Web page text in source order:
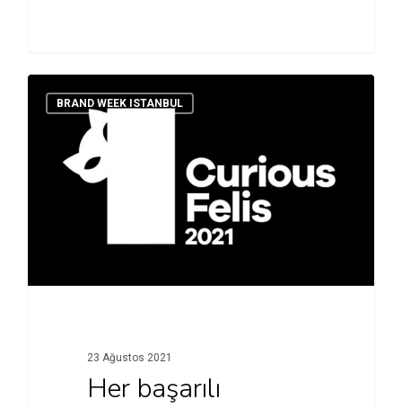
BRAND WEEK ISTANBUL
23 Ağustos 2021
Her başarılı